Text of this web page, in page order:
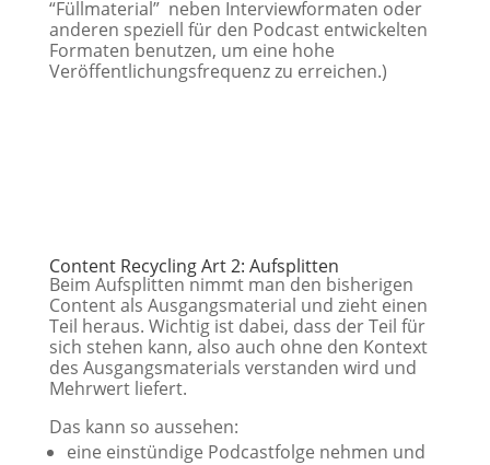
“Füllmaterial” neben Interviewformaten oder
anderen speziell für den Podcast entwickelten
Formaten benutzen, um eine hohe
Veröffentlichungsfrequenz zu erreichen.)
Content Recycling Art 2: Aufsplitten
Beim Aufsplitten nimmt man den bisherigen
Content als Ausgangsmaterial und zieht einen
Teil heraus. Wichtig ist dabei, dass der Teil für
sich stehen kann, also auch ohne den Kontext
des Ausgangsmaterials verstanden wird und
Mehrwert liefert.
Das kann so aussehen:
eine einstündige Podcastfolge nehmen und